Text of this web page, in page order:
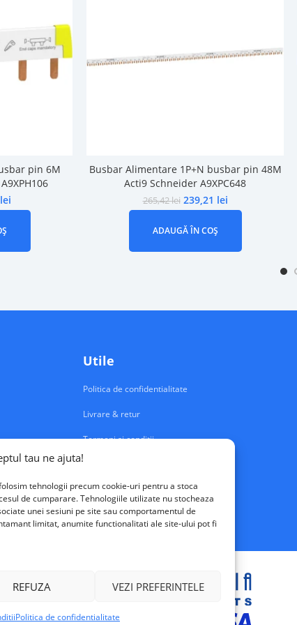
tau ne ajuta!
tehnologii precum cookie-uri pentru a stoca
de cumparare. Tehnologiile utilizate nu stocheaza
unei sesiuni pe site sau comportamentul de
limitat, anumite functionalitati ale site-ului pot fi
REFUZA VEZI PREFERINTELE
Politica de confidentialitate
pin 6M
lei
Busbar Alimentare 1P+N busbar pin 48M
Acti9 Schneider A9XPC648
265,42lei 239,21 lei
ADAUGĂ ÎN COȘ
Utile
Politica de confidentialitate
Livrare & retur
Termeni si conditii
Contul meu
Contact
© 2026